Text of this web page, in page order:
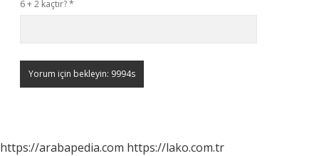
6 + 2 kaçtır?*
https://arabapedia.com https://lako.com.tr